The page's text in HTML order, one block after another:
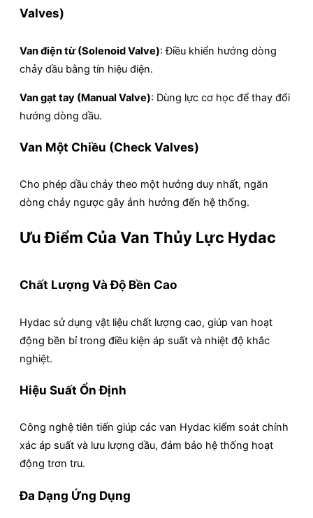
Valves)
Van điện từ (Solenoid Valve): Điều khiển hướng dòng
chảy dầu bằng tín hiệu điện.
Van gạt tay (Manual Valve): Dùng lực cơ học để thay đổi
hướng dòng dầu.
Van Một Chiều (Check Valves)
Cho phép dầu chảy theo một hướng duy nhất, ngăn
dòng chảy ngược gây ảnh hưởng đến hệ thống.
Ưu Điểm Của Van Thủy Lực Hydac
Chất Lượng Và Độ Bền Cao
Hydac sử dụng vật liệu chất lượng cao, giúp van hoạt
động bền bỉ trong điều kiện áp suất và nhiệt độ khắc
nghiệt.
Hiệu Suất Ổn Định
Công nghệ tiên tiến giúp các van Hydac kiểm soát chính
xác áp suất và lưu lượng dầu, đảm bảo hệ thống hoạt
động trơn tru.
Đa Dạng Ứng Dụng